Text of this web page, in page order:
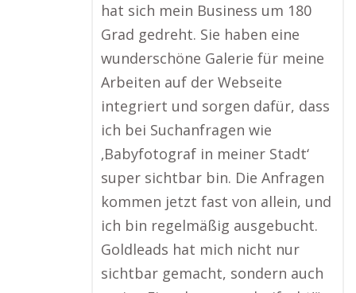
hat sich mein Business um 180
Grad gedreht. Sie haben eine
wunderschöne Galerie für meine
Arbeiten auf der Webseite
integriert und sorgen dafür, dass
ich bei Suchanfragen wie
‚Babyfotograf in meiner Stadt‘
super sichtbar bin. Die Anfragen
kommen jetzt fast von allein, und
ich bin regelmäßig ausgebucht.
Goldleads hat mich nicht nur
sichtbar gemacht, sondern auch